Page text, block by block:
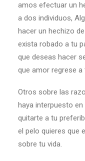
amos efectuar un
a dos individuos,
hacer un hechizo
exista robado a tu
que deseas hacer
que amor regrese a
Otros sobre las
haya interpuesto
quitarte a tu
el pelo quieres que
sobre tu vida.